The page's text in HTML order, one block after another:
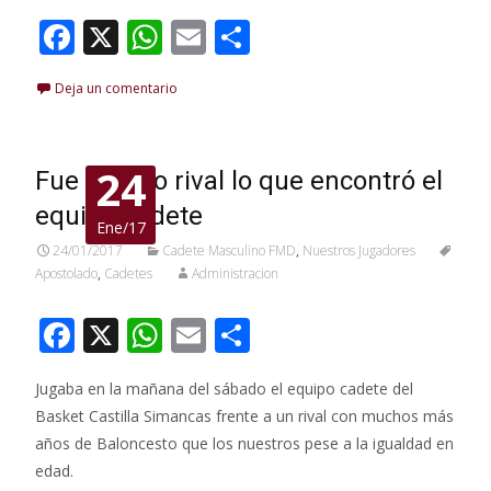
k p
F
e
o
o
k
X W
h
at
A
p
p
E
ar
r
Deja un comentario
24
Ene/17
Fue mucho rival lo que encontró el
equipo cadete
24/01/2017 Cadete Masculino FMD, Nuestros Jugadores
Apostolado, Cadetes Administracion
F
e
b
X W
at
s
E
m
ai
l
o
m
p
Jugaba en la mañana del sábado el equipo cadete del
Basket Castilla Simancas frente a un rival con muchos más
años de Baloncesto que los nuestros pese a la igualdad en
edad.